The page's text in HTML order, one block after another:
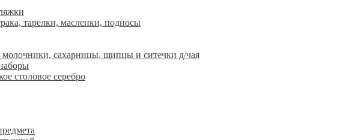
тарелки, масленки, подносы
сахарницы, щипцы и ситечки д/чая
столовое серебро